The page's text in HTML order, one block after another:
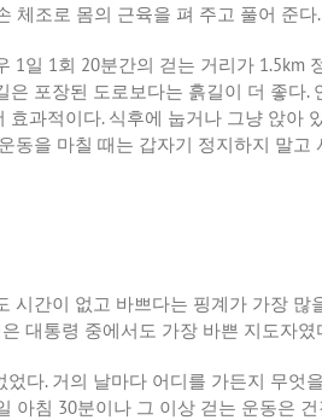
체조로 몸의 근육을 펴 주고 풀어 준다.
1일 1회 20분간의 걷는 거리가 1.5km
은 포장된 도로보다는 흙길이 더 좋다.
효과적이다. 식후에 눕거나 그냥 앉아
운동을 마칠 때는 갑자기 정지하지 말
시간이 없고 바쁘다는 핑계가 가장 많
대통령 중에서도 가장 바쁜 지도자였
었다. 거의 날마다 어디를 가든지 무엇
아침 30분이나 그 이상 걷는 운동은